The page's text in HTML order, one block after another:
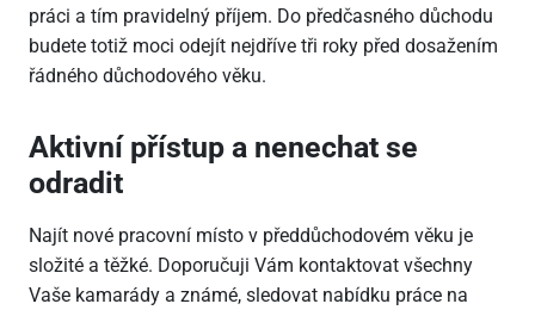
práci a tím pravidelný příjem. Do předčasného důchodu
budete totiž moci odejít nejdříve tři roky před dosažením
řádného důchodového věku.
Aktivní přístup a nenechat se
odradit
Najít nové pracovní místo v předdůchodovém věku je
složité a těžké. Doporučuji Vám kontaktovat všechny
Vaše kamarády a známé, sledovat nabídku práce na